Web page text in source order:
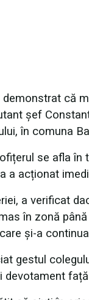
demonstrat că
șef
în comuna
se afla
a acționat
a verificat
în zonă
și-a
gestul